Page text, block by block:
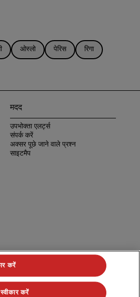
ओस्लो पेरिस
रिगा
मदद
उपभोक्ता एलर्ट्स
संपर्क करें
अक्सर पूछे जाने वाले प्रश्न
साइटमैप
करें
करें